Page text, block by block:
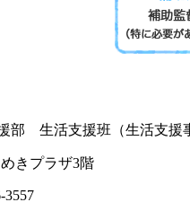
部 生活支援班（生活支援
きプラザ3階
3557